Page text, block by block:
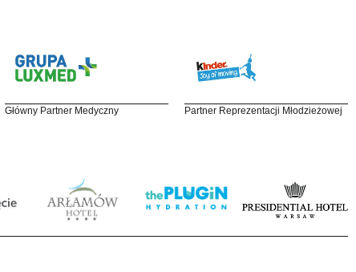
Główny Partner Medyczny Partner Reprezentacji Młodzieżowej